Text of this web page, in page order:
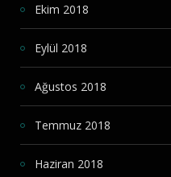
Ekim 2018
Eylül 2018
Ağustos 2018
Temmuz 2018
Haziran 2018